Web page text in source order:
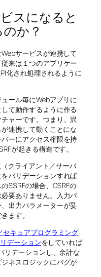
スになると
か？
サービスが連携して
来は１つのアプリケー
化され処理されるように
ール毎にWebアプリに
て動作するように作る
ャーです。つまり、沢
連携して動くことにな
ーにアクセス権限を持
が起きる構造です。
クライアント／サーバ
バリデーションすれば
SSRFの場合、CSRFの
要ありません。入力パ
出力パラメーターが妥
ます。
セキュアプログラミング
デーションをしていれば
リデーションし、余計な
ネスロジックにバグが